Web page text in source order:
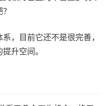
，目前它还不是很完善，
升空间。